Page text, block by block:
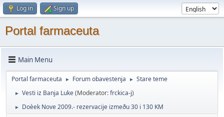
Log in Sign up
Portal farmaceuta
Main Menu
Portal farmaceuta ► Forum obavestenja ► Stare teme
► Vesti iz Banja Luke(Moderator:frckica-j)
► Doèek Nove 2009.- rezervacije izmeðu 30 i 130 KM